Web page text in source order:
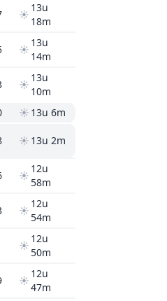
☀
13u
18m
☀
13u
14m
☀
13u
10m
☀ 13u 6m
☀ 13u 2m
☀
12u
58m
☀
12u
54m
☀
12u
50m
☀
12u
47m